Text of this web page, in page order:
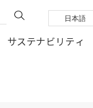
祈り申しあげます。
日本語
サステナビリティ